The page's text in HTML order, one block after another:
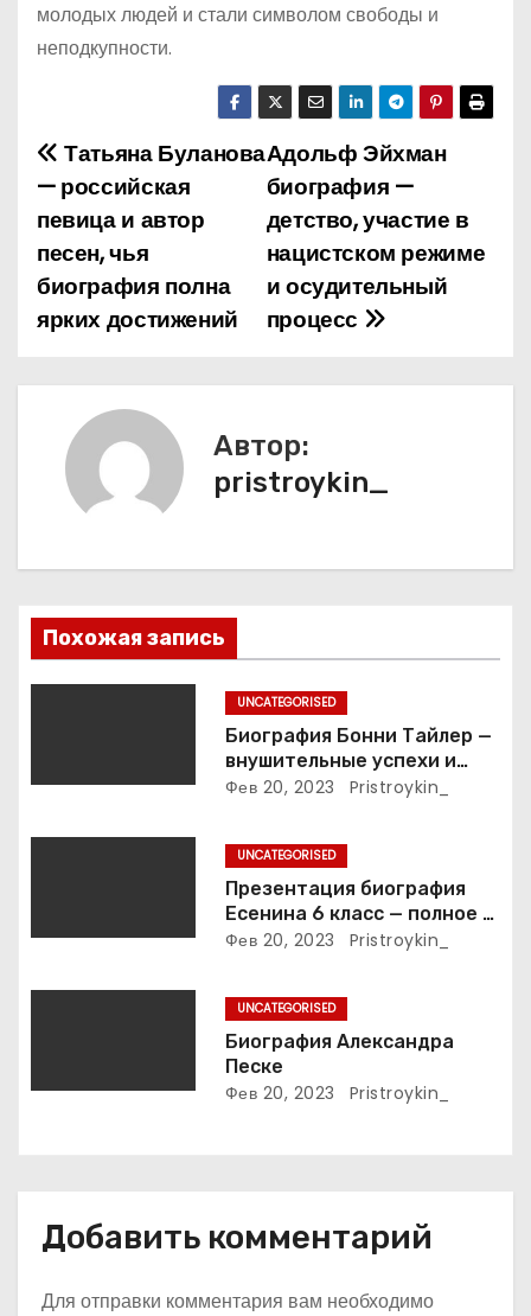
молодых людей и стали символом свободы и
неподкупности.
Н
а
в
и
я
п
о
Адольф Эйхман
биография —
детство, участие в
нацистском режиме
и осудительный
процесс
Татьяна Буланова
— российская
певица и автор
песен, чья
биография полна
ярких достижений
Автор:
pristroykin_
Похожая запись
UNCATEGORISED
Биография Бонни Тайлер —
внушительные успехи и
интимные подробности
Фев 20, 2023 Pristroykin_
UNCATEGORISED
Презентация биография
Есенина 6 класс — полное и
подробное описание жизни
Фев 20, 2023 Pristroykin_
UNCATEGORISED
Биография Александра
Песке
Фев 20, 2023 Pristroykin_
Добавить комментарий
Для отправки комментария вам необходимо